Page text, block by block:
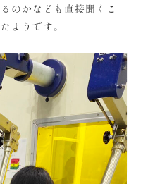
のかなども直接聞くこ
ようです。